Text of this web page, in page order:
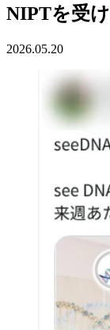
NIPTを受
2026.05.20